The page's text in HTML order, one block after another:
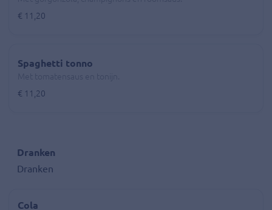
€ 11,20
Spaghetti tonno
€ 11,20
Dranken
Dranken
Cola